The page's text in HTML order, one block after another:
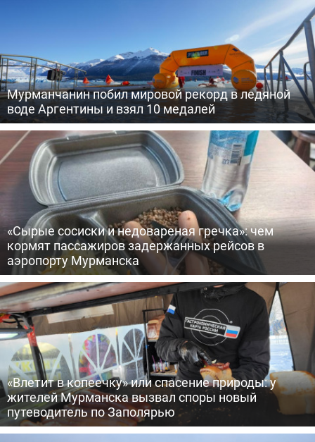
Мурманчанин побил мировой рекорд в ледяной
воде Аргентины и взял 10 медалей
«Сырые сосиски и недовареная гречка»: чем
кормят пассажиров задержанных рейсов в
аэропорту Мурманска
«Влетит в копеечку» или спасение природы: у
жителей Мурманска вызвал споры новый
путеводитель по Заполярью